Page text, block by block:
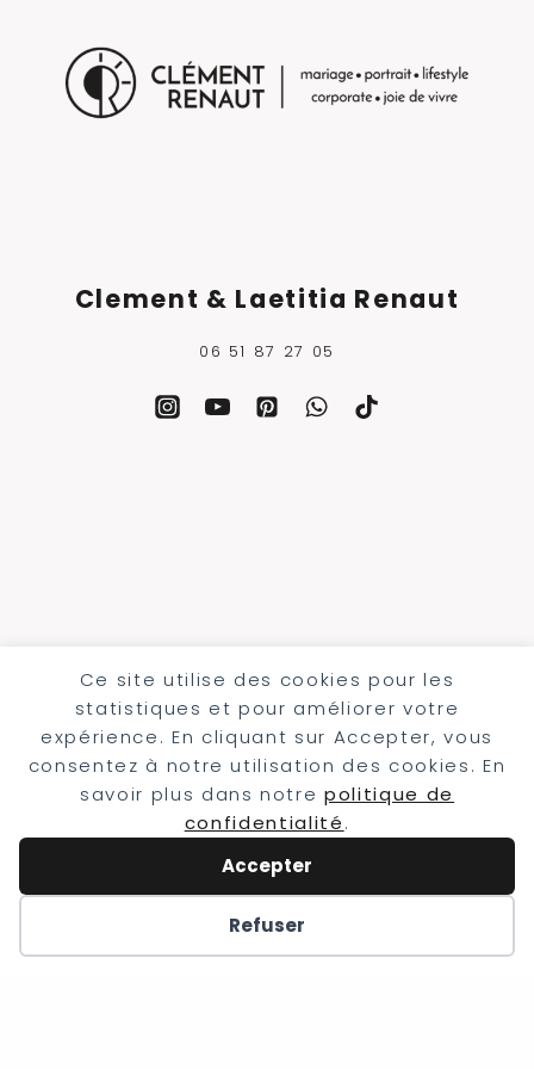
Clement & Laetitia Renaut
06 51 87 27 05
Mariage récents
Mariage franco écossais en Alsace
Mariage LGBT au Chauffour
Ce site utilise des cookies pour les
statistiques et pour améliorer votre
expérience. En cliquant sur Accepter, vous
consentez à notre utilisation des cookies. En
savoir plus dans notrepolitique de
confidentialité.
Accepter
Refuser